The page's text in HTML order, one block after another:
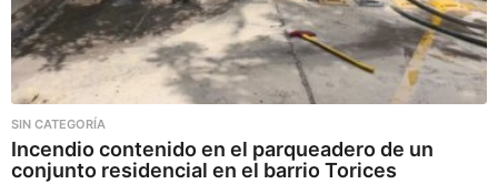
SIN CATEGORÍA
Incendio contenido en el parqueadero de un
conjunto residencial en el barrio Torices